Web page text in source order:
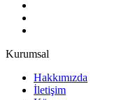
Kurumsal
Hakkımızda
İletişim